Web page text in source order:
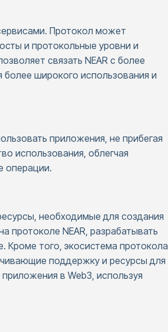
Протокол может
и протокольные уровни и
связать NEAR с более
широкого использования и
приложения, не прибегая
использования, облегчая
операции.
необходимые для создания
протоколе NEAR, разрабатывать
Кроме того, экосистема протокола
поддержку и ресурсы для
в Web3, используя